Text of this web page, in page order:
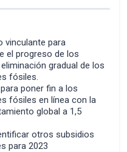
vinculante para
el progreso de los
gradual de los
fósiles.
poner fin a los
fósiles en línea con la
global a 1,5
otros subsidios
para 2023